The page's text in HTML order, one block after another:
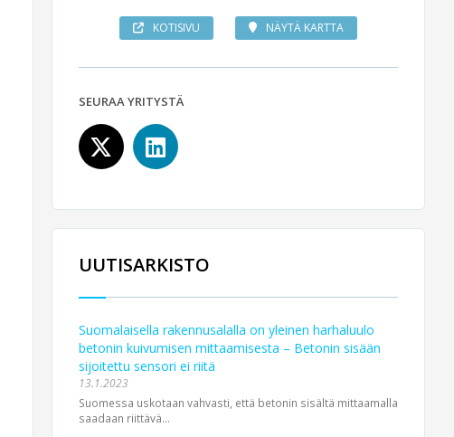
KOTISIVU NÄYTÄ KARTTA
SEURAA YRITYSTÄ
UUTISARKISTO
Suomalaisella rakennusalalla on yleinen harhaluulo
betonin kuivumisen mittaamisesta – Betonin sisään
sijoitettu sensori ei riitä
13.1.2023
Suomessa uskotaan vahvasti, että betonin sisältä mittaamalla
saadaan riittävä...